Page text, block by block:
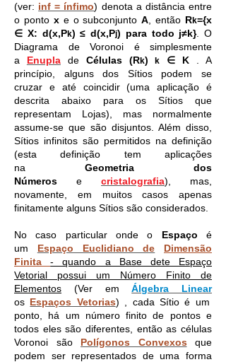
(ver: inf = ínfimo) denota a distância entre
o ponto xe o subconjuntoA , então Rk={x
∈ X: d(x,Pk) ≤ d(x,Pj) para todo j≠k}. O
Diagrama de Voronoi é simplesmente
a EnupladeCélulas (Rk)k ∈ K . A
princípio, alguns dos Sítios podem se
cruzar e até coincidir (uma aplicação é
descrita abaixo para os Sítios que
representam Lojas), mas normalmente
assume-se que são disjuntos. Além disso,
Sítios infinitos são permitidos na definição
(esta definição tem aplicações
na Geometria dos
Números e cristalografia), mas,
novamente, em muitos casos apenas
finitamente alguns Sítios são considerados.
No caso particular onde o Espaço é
um Espaço Euclidiano de
Dimensão
Finita
- quando a Base dete Espaço
Vetorial possui um Número Finito de
Elementos (Ver emÁlgebra Linear
os Espaços Vetorias) , cada Sítio é um
ponto, há um número finito de pontos e
todos eles são diferentes, então as células
Voronoi são Polígonos Convexosque
podem ser representados de uma forma